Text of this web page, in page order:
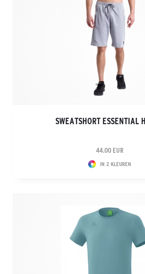
SWEATSHORT ESSENTIAL
44.00 EUR
IN 2 KLEUREN